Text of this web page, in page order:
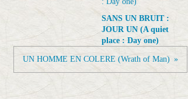
SANS UN BRUIT :
JOUR UN (A quiet
place : Day one)
UN HOMME EN COLERE (Wrath of Man)